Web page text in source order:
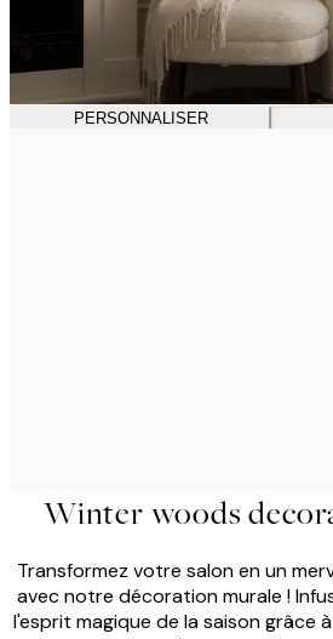
PERSONNALISER
Winter woods
Transformez votre salon en un
avec notre décoration murale !
l'esprit magique de la saison grâce